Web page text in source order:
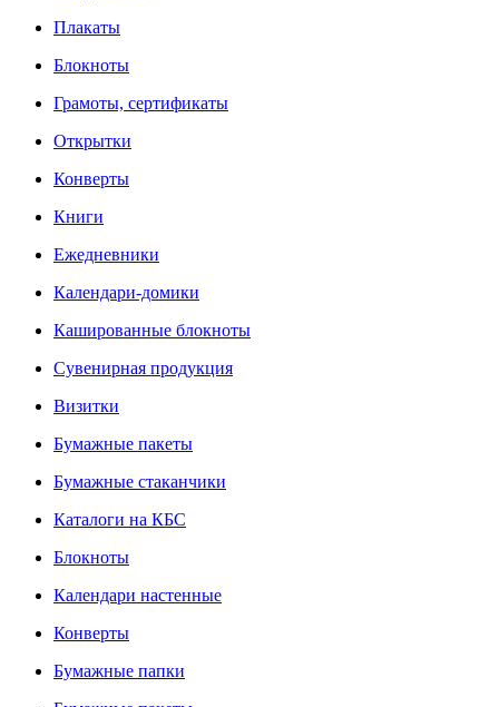
Плакаты
Блокноты
Грамоты, сертификаты
Открытки
Конверты
Книги
Ежедневники
Календари-домики
Кашированные блокноты
Сувенирная продукция
Визитки
Бумажные пакеты
Бумажные стаканчики
Каталоги на КБС
Блокноты
Календари настенные
Конверты
Бумажные папки